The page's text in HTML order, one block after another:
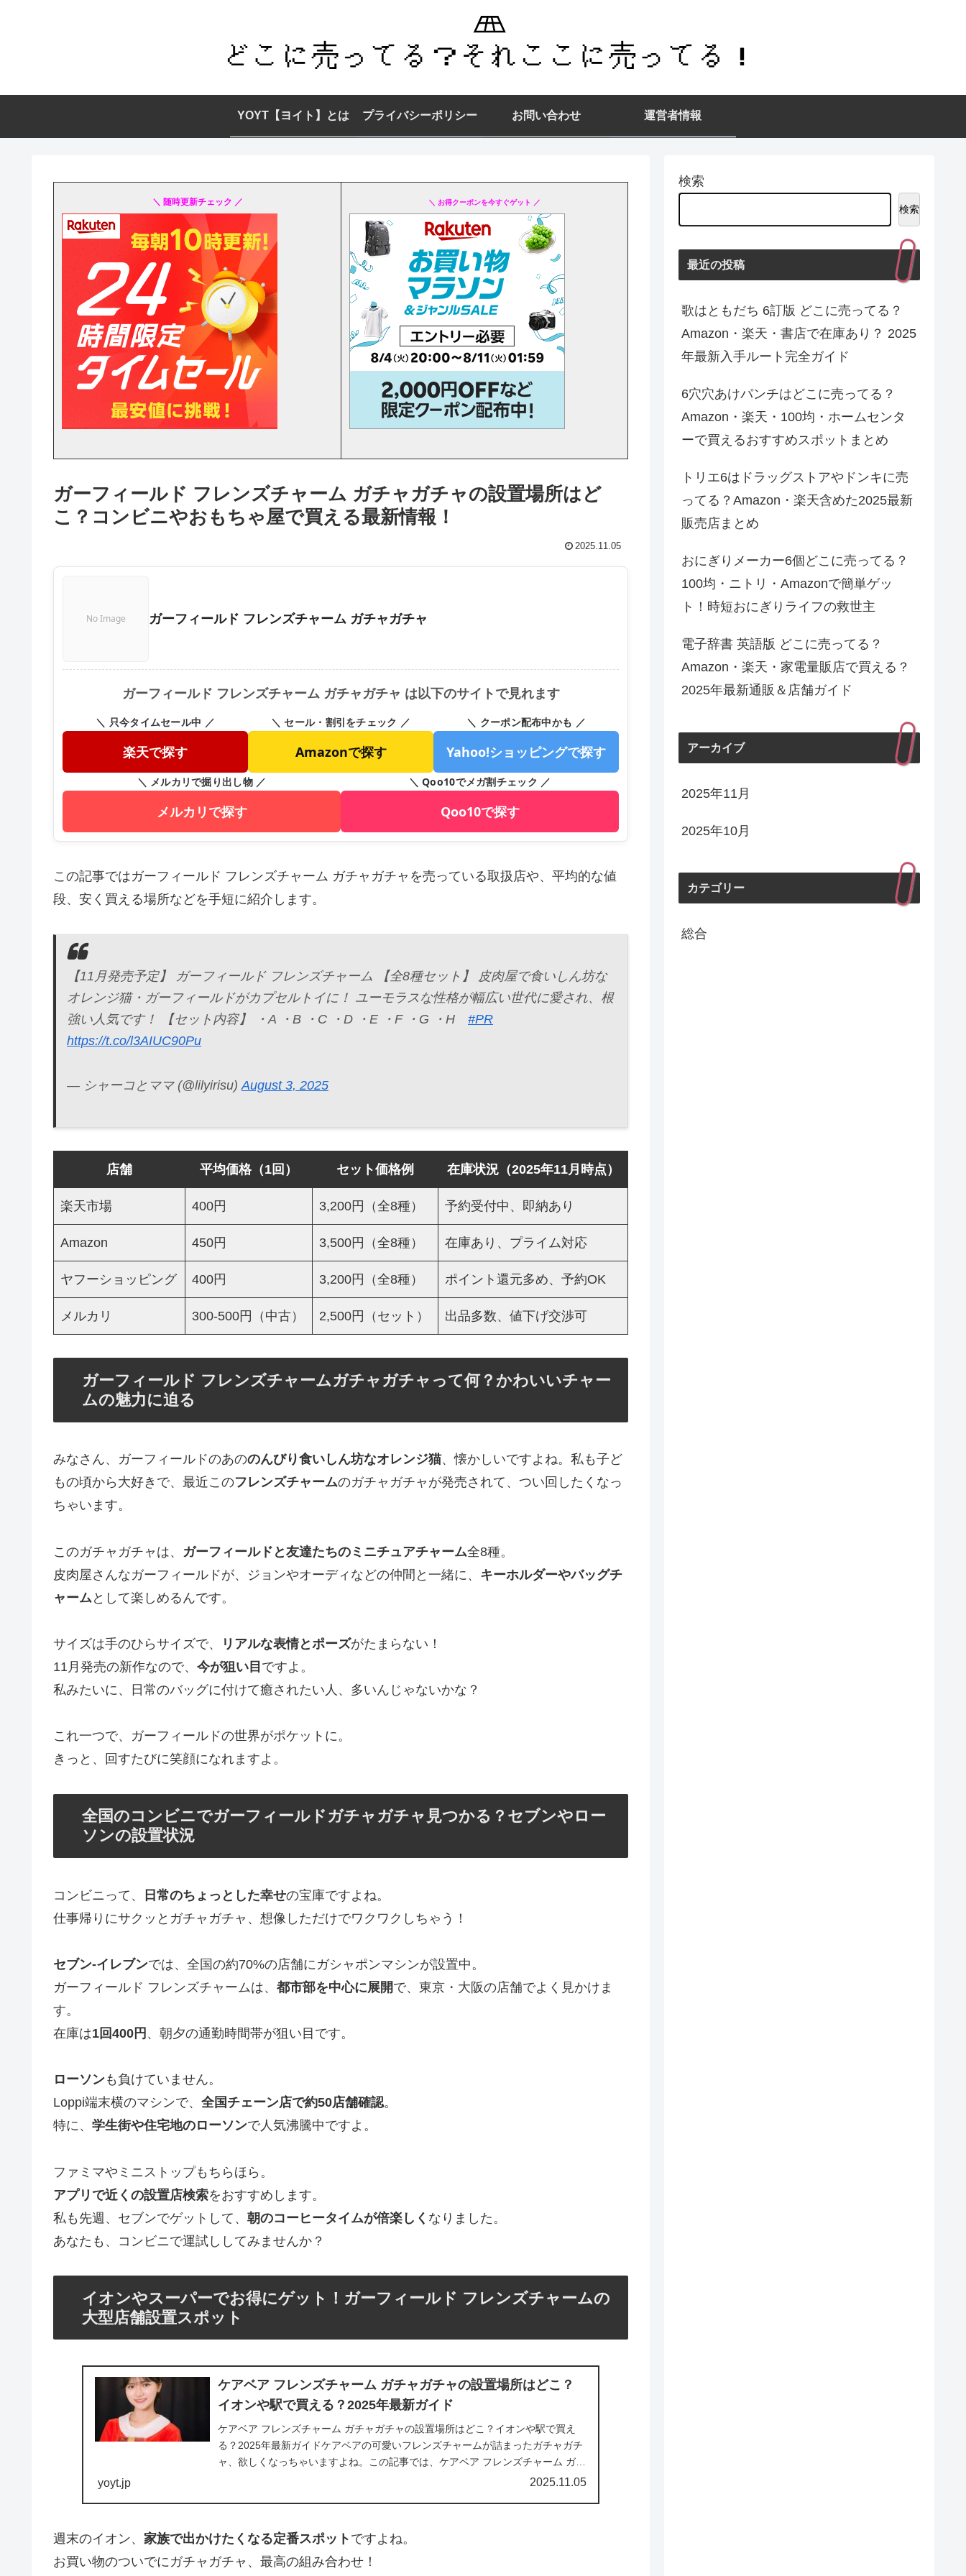
YOYT【ヨイト】とは プライバシーポリシー お問い合わせ 運営者情報
＼ 随時更新チェック ／ ＼ お得クーポンを今すぐゲット ／
ガーフィールド フレンズチャーム ガチャガチャの設置場所はど
こ？コンビニやおもちゃ屋で買える最新情報！
2025.11.05
No Image ガーフィールド フレンズチャーム ガチャガチャ
ガーフィールド フレンズチャーム ガチャガチャ は以下のサイトで見れます
＼ 只今タイムセール中 ／
楽天で探す
＼ セール・割引をチェック ／
Amazonで探す
＼ クーポン配布中かも ／
Yahoo!ショッピングで探す
＼ メルカリで掘り出し物 ／
メルカリで探す
＼ Qoo10でメガ割チェック ／
Qoo10で探す
この記事ではガーフィールド フレンズチャーム ガチャガチャを売っている取扱店や、平均的な値
段、安く買える場所などを手短に紹介します。
【11月発売予定】 ガーフィールド フレンズチャーム 【全8種セット】 皮肉屋で食いしん坊な
オレンジ猫・ガーフィールドがカプセルトイに！ ユーモラスな性格が幅広い世代に愛され、根
強い人気です！ 【セット内容】 ・A ・B ・C ・D ・E ・F ・G ・H #PR
https://t.co/l3AIUC90Pu
— シャーコとママ (@lilyirisu)August 3, 2025
店舗 平均価格（1回） セット価格例 在庫状況（2025年11月時点）
楽天市場 400円 3,200円（全8種） 予約受付中、即納あり
Amazon 450円 3,500円（全8種） 在庫あり、プライム対応
ヤフーショッピング 400円 3,200円（全8種） ポイント還元多め、予約OK
メルカリ 300-500円（中古） 2,500円（セット） 出品多数、値下げ交渉可
ガーフィールド フレンズチャームガチャガチャって何？かわいいチャー
ムの魅力に迫る
みなさん、ガーフィールドのあののんびり食いしん坊なオレンジ猫、懐かしいですよね。私も子ど
もの頃から大好きで、最近このフレンズチャームのガチャガチャが発売されて、つい回したくなっ
ちゃいます。
このガチャガチャは、 ガーフィールドと友達たちのミニチュアチャーム全8種。
皮肉屋さんなガーフィールドが、ジョンやオーディなどの仲間と一緒に、 キーホルダーやバッグチ
ャーム として楽しめるんです。
サイズは手のひらサイズで、 リアルな表情とポーズがたまらない！
11月発売の新作なので、 今が狙い目 ですよ。
私みたいに、日常のバッグに付けて癒されたい人、多いんじゃないかな？
これ一つで、ガーフィールドの世界がポケットに。
きっと、回すたびに笑顔になれますよ。
全国のコンビニでガーフィールドガチャガチャ見つかる？セブンやロー
ソンの設置状況
コンビニって、 日常のちょっとした幸せの宝庫ですよね。
仕事帰りにサクッとガチャガチャ、想像しただけでワクワクしちゃう！
セブン-イレブンでは、全国の約70%の店舗にガシャポンマシンが設置中。
ガーフィールド フレンズチャームは、 都市部を中心に展開で、東京・大阪の店舗でよく見かけま
す。
在庫は1回400円 、朝夕の通勤時間帯が狙い目です。
ローソンも負けていません。
Loppi端末横のマシンで、 全国チェーン店で約50店舗確認。
特に、 学生街や住宅地のローソンで人気沸騰中ですよ。
ファミマやミニストップもちらほら。
アプリで近くの設置店検索をおすすめします。
私も先週、セブンでゲットして、 朝のコーヒータイムが倍楽しく なりました。
あなたも、コンビニで運試ししてみませんか？
イオンやスーパーでお得にゲット！ガーフィールド フレンズチャームの
大型店舗設置スポット
ケアベア フレンズチャーム ガチャガチャの設置場所はどこ？
イオンや駅で買える？2025年最新ガイド
ケアベア フレンズチャーム ガチャガチャの設置場所はどこ？イオンや駅で買え
る？2025年最新ガイドケアベアの可愛いフレンズチャームが詰まったガチャガチ
ャ、欲しくなっちゃいますよね。この記事では、ケアベア フレンズチャーム ガチ
yoyt.jp 2025.11.05
週末のイオン、 家族で出かけたくなる定番スポット ですよね。
お買い物のついでにガチャガチャ、最高の組み合わせ！
検索
検索
最近の投稿
歌はともだち 6訂版 どこに売ってる？
Amazon・楽天・書店で在庫あり？ 2025
年最新入手ルート完全ガイド
6穴穴あけパンチはどこに売ってる？
Amazon・楽天・100均・ホームセンタ
ーで買えるおすすめスポットまとめ
トリエ6はドラッグストアやドンキに売
ってる？Amazon・楽天含めた2025最新
販売店まとめ
おにぎりメーカー6個どこに売ってる？
100均・ニトリ・Amazonで簡単ゲッ
ト！時短おにぎりライフの救世主
電子辞書 英語版 どこに売ってる？
Amazon・楽天・家電量販店で買える？
2025年最新通販＆店舗ガイド
アーカイブ
2025年11月
2025年10月
カテゴリー
総合